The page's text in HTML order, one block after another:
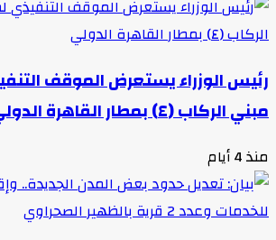
رئيس الوزراء يستعرض الموقف
مبني الركاب (٤) بمطار القاهرة الدولي
منذ 4 أيام